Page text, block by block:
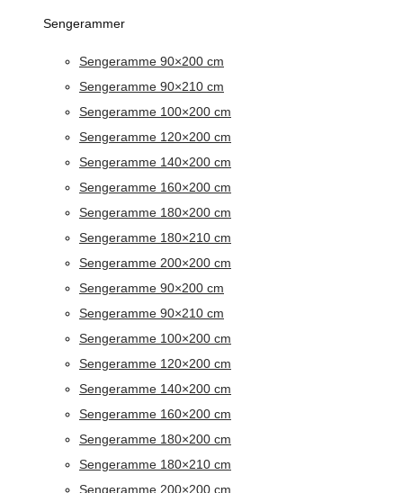
Sengerammer
Sengeramme 90×200 cm
Sengeramme 90×210 cm
Sengeramme 100×200 cm
Sengeramme 120×200 cm
Sengeramme 140×200 cm
Sengeramme 160×200 cm
Sengeramme 180×200 cm
Sengeramme 180×210 cm
Sengeramme 200×200 cm
Sengeramme 90×200 cm
Sengeramme 90×210 cm
Sengeramme 100×200 cm
Sengeramme 120×200 cm
Sengeramme 140×200 cm
Sengeramme 160×200 cm
Sengeramme 180×200 cm
Sengeramme 180×210 cm
Sengeramme 200×200 cm